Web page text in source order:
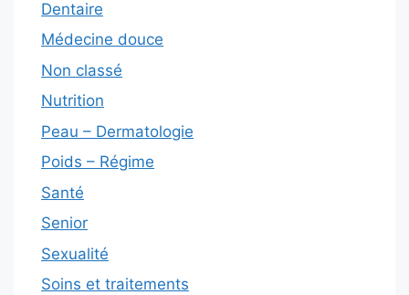
Dentaire
Médecine douce
Non classé
Nutrition
Peau – Dermatologie
Poids – Régime
Santé
Senior
Sexualité
Soins et traitements